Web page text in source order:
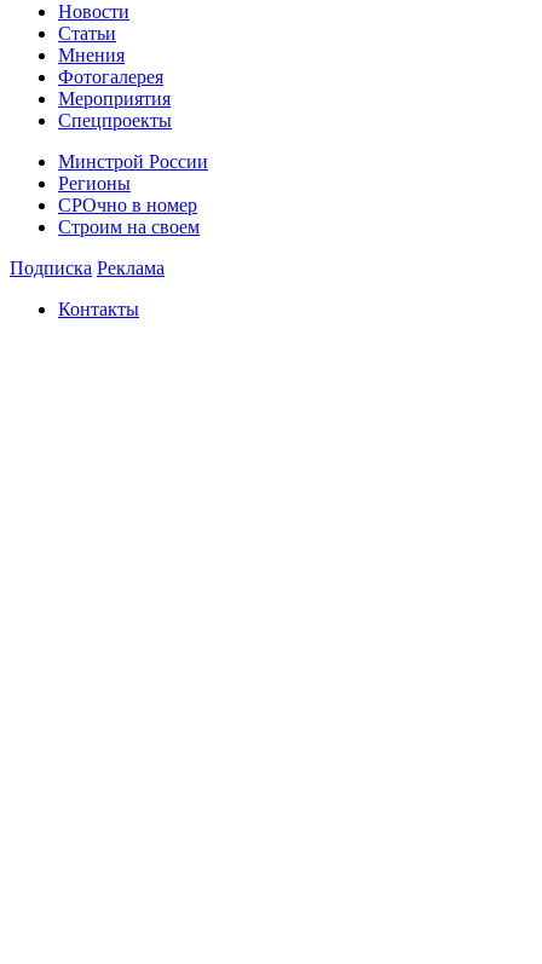
Новости
Статьи
Мнения
Фотогалерея
Мероприятия
Спецпроекты
Минстрой России
Регионы
СРОчно в номер
Строим на своем
Подписка Реклама
Контакты